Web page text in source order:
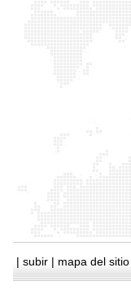
| subir | mapa del sitio